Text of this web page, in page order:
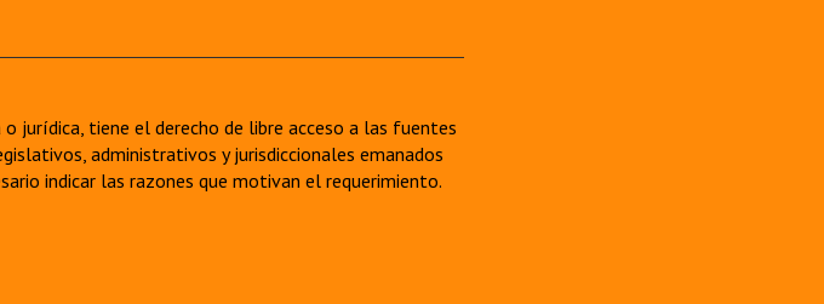
o jurídica, tiene el derecho de libre acceso a las fuentes
administrativos y jurisdiccionales emanados
indicar las razones que motivan el requerimiento.